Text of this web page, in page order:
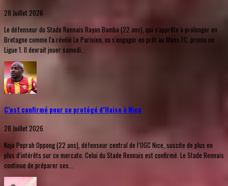
28 Juillet 2026
Le défenseur du Stade Rennais Rayan Bamba (22 ans), qui s'apprête à prolonger en
Bretagne comme l'a révélé Le Parisien, va s'engager en prêt au Mans FC, promu en
Ligue 1. Il devrait jouer samedi...
C’est confirmé pour ce protégé d’Haise à Nice
28 Juillet 2026
Kojo Peprah Oppong (22 ans), défenseur central de l’OGC Nice, suscite de plus en
plus d’intérêts sur ce mercato. Celui du Stade Rennais est confirmé. Le Stade Rennais
continue de préparer ses...